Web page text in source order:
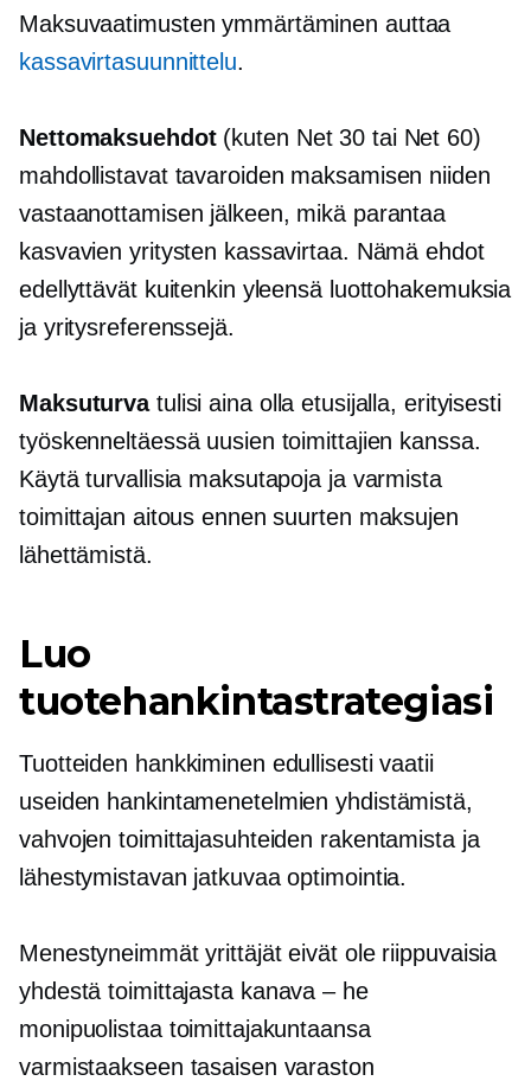
Maksuvaatimusten ymmärtäminen auttaa
kassavirtasuunnittelu.
Nettomaksuehdot(kuten Net 30 tai Net 60)
mahdollistavat tavaroiden maksamisen niiden
vastaanottamisen jälkeen, mikä parantaa
kasvavien yritysten kassavirtaa. Nämä ehdot
edellyttävät kuitenkin yleensä luottohakemuksia
ja yritysreferenssejä.
Maksuturvatulisi aina olla etusijalla, erityisesti
työskenneltäessä uusien toimittajien kanssa.
Käytä turvallisia maksutapoja ja varmista
toimittajan aitous ennen suurten maksujen
lähettämistä.
Luo
tuotehankintastrategiasi
Tuotteiden hankkiminen edullisesti vaatii
useiden hankintamenetelmien yhdistämistä,
vahvojen toimittajasuhteiden rakentamista ja
lähestymistavan jatkuvaa optimointia.
Menestyneimmät yrittäjät eivät ole riippuvaisia
yhdestä toimittajasta kanava – he
monipuolistaa toimittajakuntaansa
varmistaakseen tasaisen varaston